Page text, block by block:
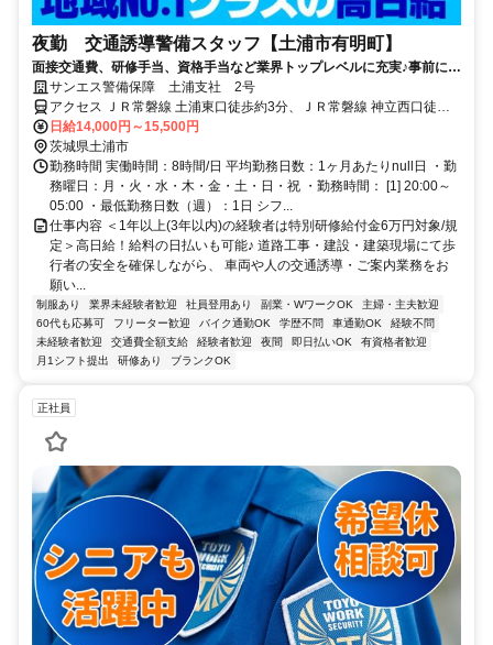
夜勤 交通誘導警備スタッフ【土浦市有明町】
面接交通費、研修手当、資格手当など業界トップレベルに充実♪事前に研
修もあるので未経験者も安心★
サンエス警備保障 土浦支社 2号
アクセス ＪＲ常磐線 土浦東口徒歩約3分、ＪＲ常磐線 神立西口徒歩
約77分、ＪＲ常磐線 荒川沖東口徒歩約87分 〇交通費支給(全額) 〇車
通勤OK 〇バイク通勤OK ＜直行直帰OK＞
日給14,000円～15,500円
茨城県土浦市
勤務時間 実働時間：8時間/日 平均勤務日数：1ヶ月あたりnull日 ・勤
務曜日：月・火・水・木・金・土・日・祝 ・勤務時間： [1] 20:00～
05:00 ・最低勤務日数（週）：1日 シフ...
仕事内容 ＜1年以上(3年以内)の経験者は特別研修給付金6万円対象/規
定＞高日給！給料の日払いも可能♪ 道路工事・建設・建築現場にて歩
行者の安全を確保しながら、 車両や人の交通誘導・ご案内業務をお
願い...
制服あり 業界未経験者歓迎 社員登用あり 副業・WワークOK
主婦・主夫歓迎
60代も応募可
フリーター歓迎 バイク通勤OK 学歴不問 車通勤OK
経験不問
未経験者歓迎
交通費全額支給 経験者歓迎 夜間 即日払いOK
有資格者歓迎
月1シフト提出
研修あり ブランクOK
正社員